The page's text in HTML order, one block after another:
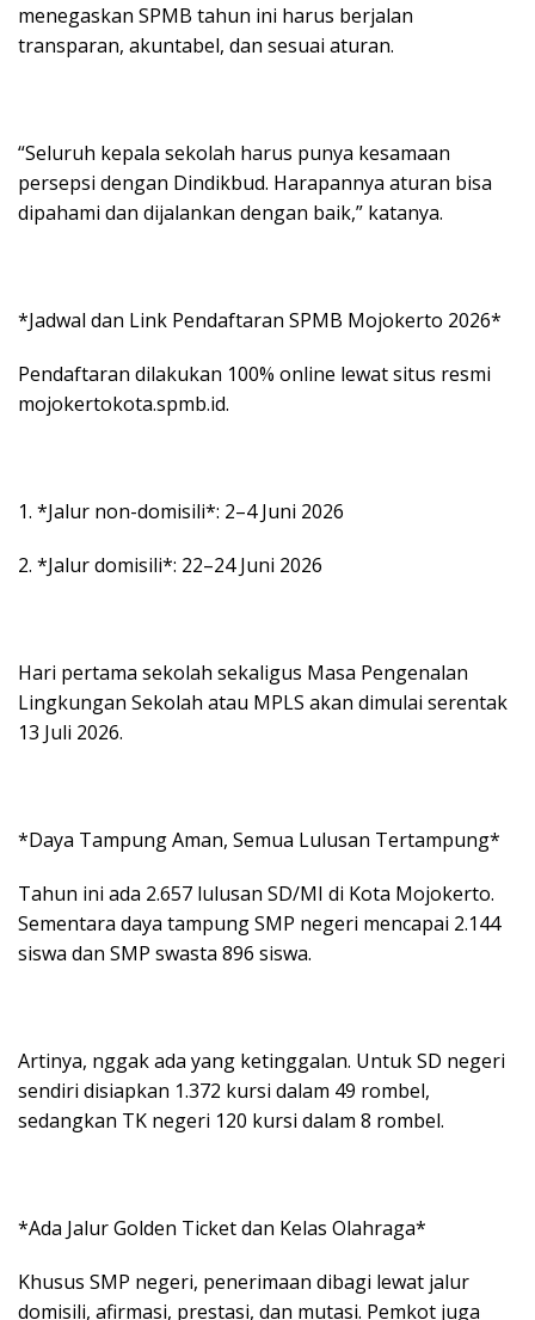
menegaskan SPMB tahun ini harus berjalan
transparan, akuntabel, dan sesuai aturan.
“Seluruh kepala sekolah harus punya kesamaan
persepsi dengan Dindikbud. Harapannya aturan bisa
dipahami dan dijalankan dengan baik,” katanya.
*Jadwal dan Link Pendaftaran SPMB Mojokerto 2026*
Pendaftaran dilakukan 100% online lewat situs resmi
mojokertokota.spmb.id.
1. *Jalur non-domisili*: 2–4 Juni 2026
2. *Jalur domisili*: 22–24 Juni 2026
Hari pertama sekolah sekaligus Masa Pengenalan
Lingkungan Sekolah atau MPLS akan dimulai serentak
13 Juli 2026.
*Daya Tampung Aman, Semua Lulusan Tertampung*
Tahun ini ada 2.657 lulusan SD/MI di Kota Mojokerto.
Sementara daya tampung SMP negeri mencapai 2.144
siswa dan SMP swasta 896 siswa.
Artinya, nggak ada yang ketinggalan. Untuk SD negeri
sendiri disiapkan 1.372 kursi dalam 49 rombel,
sedangkan TK negeri 120 kursi dalam 8 rombel.
*Ada Jalur Golden Ticket dan Kelas Olahraga*
Khusus SMP negeri, penerimaan dibagi lewat jalur
domisili, afirmasi, prestasi, dan mutasi. Pemkot juga